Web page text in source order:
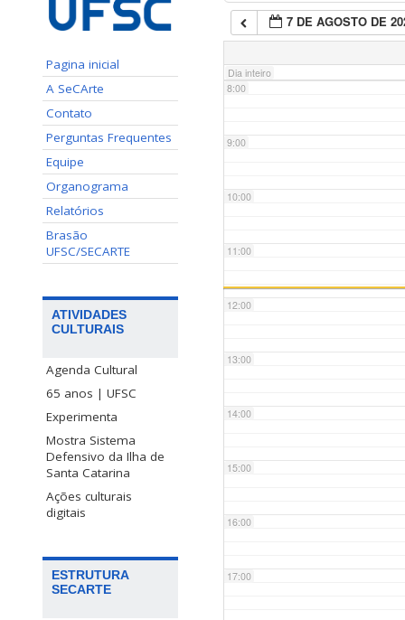
Pagina inicial
A SeCArte
Contato
Perguntas Frequentes
Equipe
Organograma
Relatórios
Brasão
UFSC/SECARTE
ATIVIDADES
CULTURAIS
Agenda Cultural
65 anos | UFSC
Experimenta
Mostra Sistema
Defensivo da Ilha de
Santa Catarina
Ações culturais
digitais
ESTRUTURA
SECARTE
7 DE AGOSTO DE
Dia inteiro
7:00
8:00
9:00
10:00
11:00
12:00
13:00
14:00
15:00
16:00
17:00